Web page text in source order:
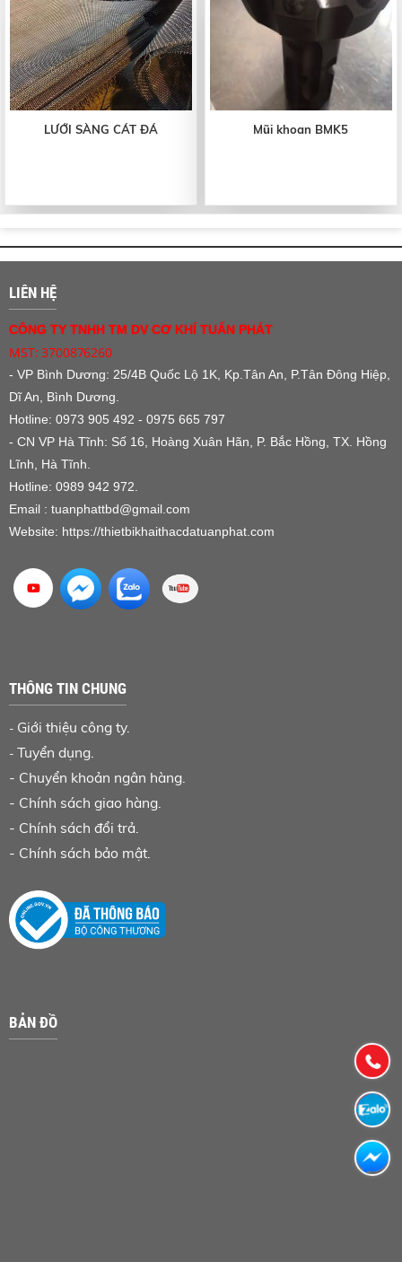
LƯỚI SÀNG CÁT ĐÁ Mũi khoan BMK5
LIÊN HỆ
CÔNG TY TNHH TM DV CƠ KHÍ TUẤN PHÁT
MST: 3700876260
- VP Bình Dương: 25/4B Quốc Lộ 1K, Kp.Tân An, P.Tân Đông Hiệp,
Dĩ An, Bình Dương.
Hotline: 0973 905 492 - 0975 665 797
- CN VP Hà Tĩnh: Số 16, Hoàng Xuân Hãn, P. Bắc Hồng, TX. Hồng
Lĩnh, Hà Tĩnh.
Hotline: 0989 942 972.
Email : tuanphattbd@gmail.com
Website: https://thietbikhaithacdatuanphat.com
THÔNG TIN CHUNG
- Giới thiệu công ty.
- Tuyển dụng.
- Chuyển khoản ngân hàng
- Chính sách giao hàng.
- Chính sách đổi trả.
- Chính sách bảo mật.
BẢN ĐỒ